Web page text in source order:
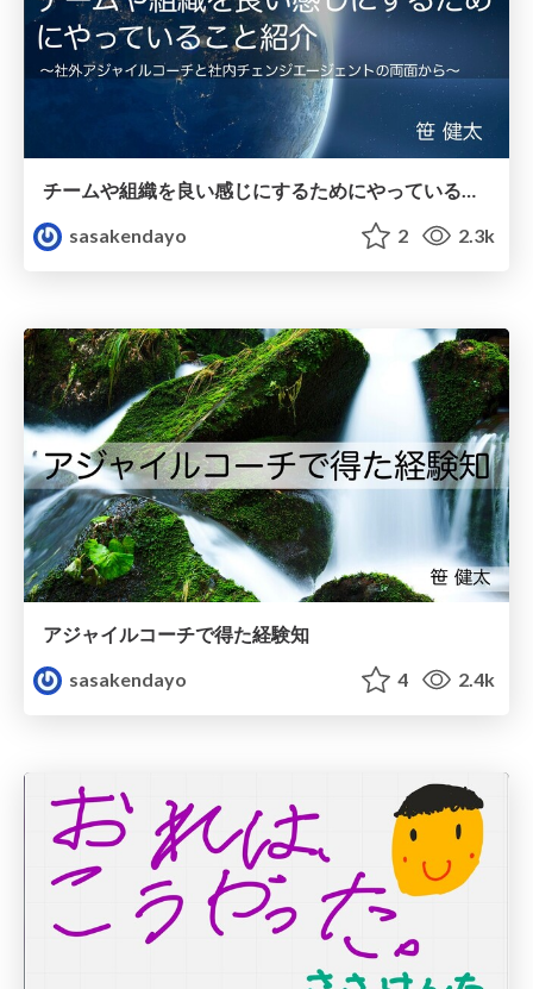
チームや組織を良い感じにするためにやっていること紹介
sasakendayo
2 2.3k
アジャイルコーチで得た経験知
sasakendayo
4 2.4k